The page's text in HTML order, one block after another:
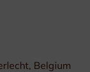
Belgium